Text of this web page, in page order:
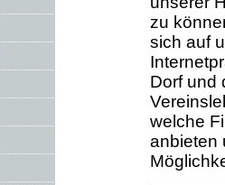
zu
sich auf
Dorf und
welche
anbieten